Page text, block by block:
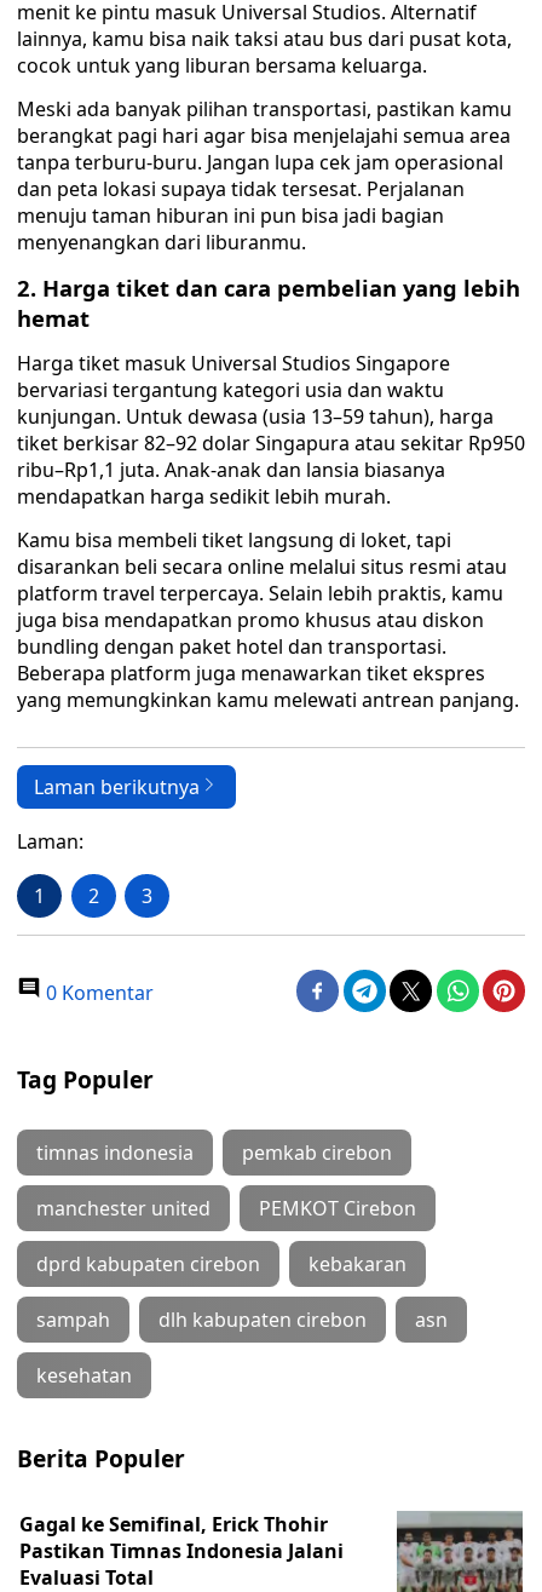
menit ke pintu masuk Universal Studios. Alternatif
lainnya, kamu bisa naik taksi atau bus dari pusat kota,
cocok untuk yang liburan bersama keluarga.
Meski ada banyak pilihan transportasi, pastikan kamu
berangkat pagi hari agar bisa menjelajahi semua area
tanpa terburu-buru. Jangan lupa cek jam operasional
dan peta lokasi supaya tidak tersesat. Perjalanan
menuju taman hiburan ini pun bisa jadi bagian
menyenangkan dari liburanmu.
2. Harga tiket dan cara pembelian yang lebih
hemat
Harga tiket masuk Universal Studios Singapore
bervariasi tergantung kategori usia dan waktu
kunjungan. Untuk dewasa (usia 13–59 tahun), harga
tiket berkisar 82–92 dolar Singapura atau sekitar Rp950
ribu–Rp1,1 juta. Anak-anak dan lansia biasanya
mendapatkan harga sedikit lebih murah.
Kamu bisa membeli tiket langsung di loket, tapi
disarankan beli secara online melalui situs resmi atau
platform travel terpercaya. Selain lebih praktis, kamu
juga bisa mendapatkan promo khusus atau diskon
bundling dengan paket hotel dan transportasi.
Beberapa platform juga menawarkan tiket ekspres
yang memungkinkan kamu melewati antrean panjang.
Laman berikutnya
Laman:
1 2 3
0 Komentar
Tag Populer
timnas indonesia pemkab cirebon
manchester united PEMKOT Cirebon
dprd kabupaten cirebon kebakaran
sampah dlh kabupaten cirebon asn
kesehatan
Berita Populer
Gagal ke Semifinal, Erick Thohir
Pastikan Timnas Indonesia Jalani
Evaluasi Total